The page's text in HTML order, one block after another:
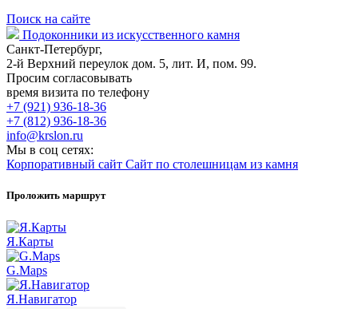
Поиск на сайте
Подоконники из искусственного камня
Санкт-Петербург,
2-й Верхний переулок дом. 5, лит. И, пом. 99.
Просим согласовывать
время визита по телефону
+7 (921) 936-18-36
+7 (812) 936-18-36
info@krslon.ru
Мы в соц сетях:
Корпоративный сайт Сайт по столешницам из камня
Проложить маршрут
Я.Карты
G.Maps
Я.Навигатор